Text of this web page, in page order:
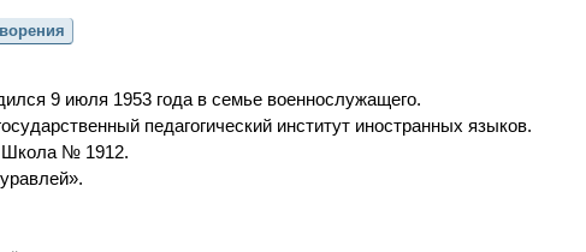
9 июля 1953 года в семье военнослужащего.
педагогический институт иностранных языков.
Школа № 1912.